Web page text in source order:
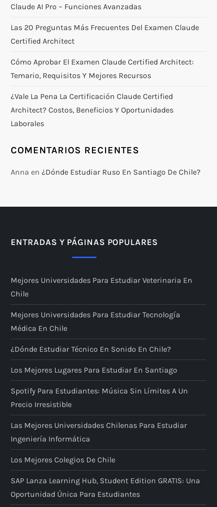
Claude AI Pro – Funciones Avanzadas
Las 20 Preguntas Más Frecuentes Del Examen Claude
Certified Architect
Cómo Aprobar El Examen Claude Certified Architect:
Temario, Requisitos Y Mejores Recursos
¿Vale La Pena La Certificación Claude Certified
Architect? Costos, Beneficios Y Oportunidades
Laborales
COMENTARIOS RECIENTES
Anna en¿Dónde Estudiar Ruso En Santiago De Chile?
ENTRADAS Y PÁGINAS POPULARES
Mejores Universidades Para Estudiar Veterinaria En
Chile
Mejores Universidades Para Estudiar Tecnología
Médica En Chile
¿Dónde Estudiar Técnico En Sonido En Chile?
Los Mejores Lugares Para Estudiar En Santiago
Spotify Para Estudiantes: Música Sin Límites A Un
Precio Irresistible
Las Mejores Universidades Chilenas Para Estudiar
Ingeniería Informática
Los Mejores Colegios De Chile
SAP Lanza Learning Hub, Student Edition GRATIS: Una
Oportunidad Única Para Estudiantes